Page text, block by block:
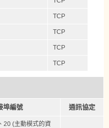
TCP
TCP
TCP
TCP
埠編號 通訊協定
20 (主動模式的資